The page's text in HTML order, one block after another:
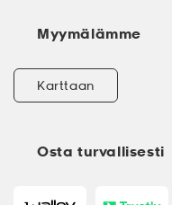
Osta turvallisesti
Myymälämme
Karttaan